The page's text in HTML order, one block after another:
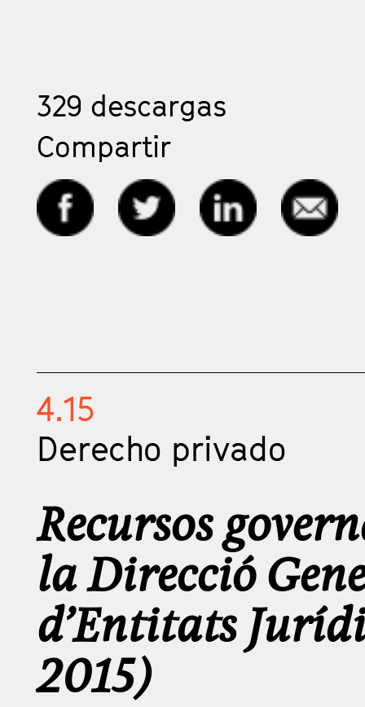
329 descargas
Compartir
4.15
Derecho privado
Recursos
la Direcció
d’Entitats
2015)